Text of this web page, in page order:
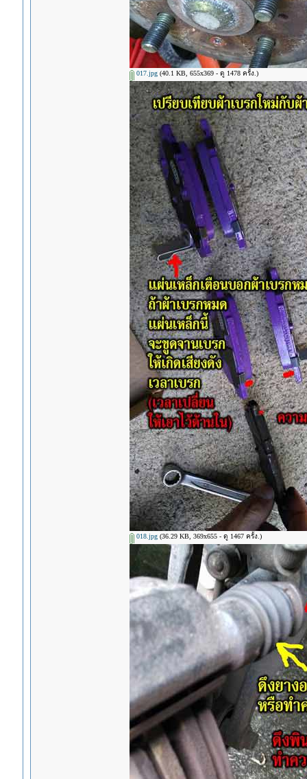
017.jpg(40.1 KB, 655x369 - ดู 1478 ครั้ง.)
018.jpg(36.29 KB, 369x655 - ดู 1467 ครั้ง.)